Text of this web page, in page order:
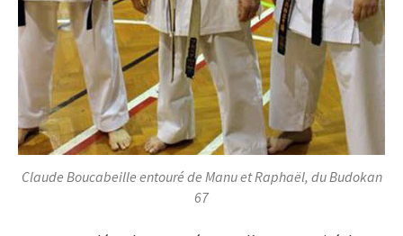
Claude Boucabeille entouré de Manu et Raphaël, du Budokan
67